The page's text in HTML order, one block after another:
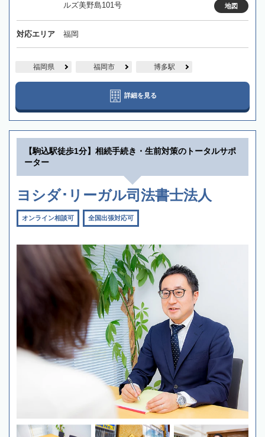
ルズ美野島101号
地図
対応エリア 福岡
福岡県 福岡市 博多駅
詳細を見る
【駒込駅徒歩1分】相続手続き・生前対策のトータルサポ
ーター
ヨシダ･リーガル司法書士法人
オンライン相談可 全国出張対応可